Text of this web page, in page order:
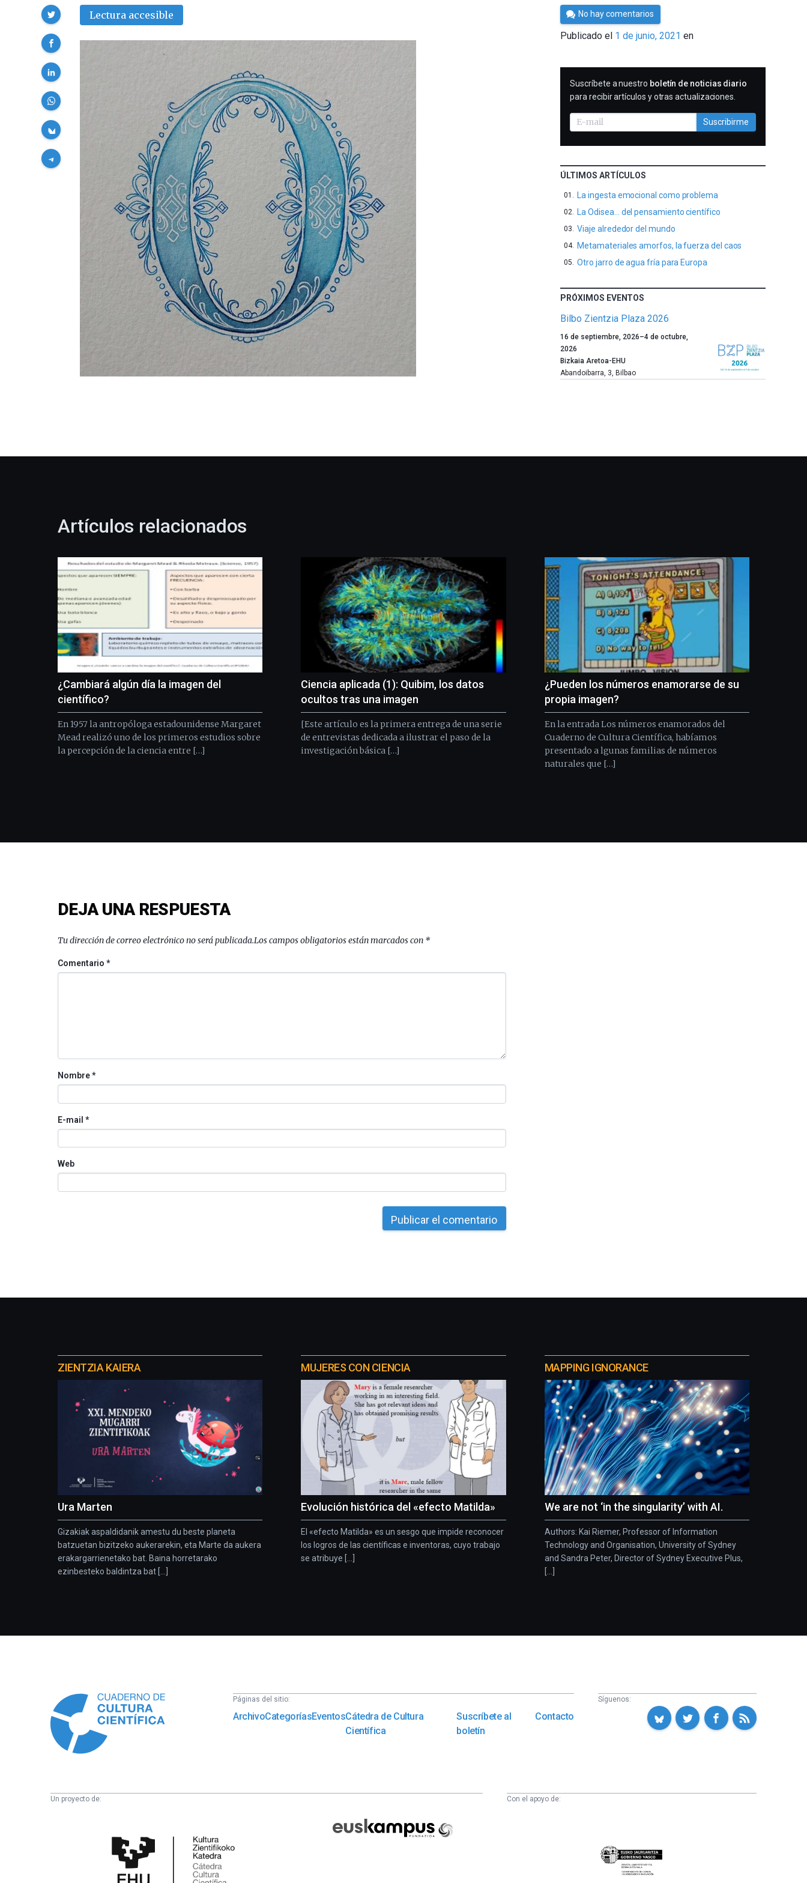
Lectura accesible
Compartir
Por
César
Tomé
No hay comentarios
Publicado el 1 de junio, 2021 en
SUSCRIBIRME
Suscríbete a nuestro boletín de noticias diario
para recibir artículos y otras actualizaciones.
Suscribirme
ÚLTIMOS ARTÍCULOS
La ingesta emocional como problema
La Odisea… del pensamiento científico
Viaje alrededor del mundo
Metamateriales amorfos, la fuerza del caos
Otro jarro de agua fría para Europa
PRÓXIMOS EVENTOS
Bilbo Zientzia Plaza 2026
Un
año
más,
Bilbao
la
Plaza
festival
ciudad
de
monólogos,
exposiciones,
conferencias,
y
espectáculos
del
de
16 de septiembre, 2026–4 de octubre,
2026
Bizkaia Aretoa-EHU
Abandoibarra, 3, Bilbao
Artículos relacionados
¿Cambiará algún día la imagen del
científico?
En 1957 la antropóloga estadounidense Margaret
Mead realizó uno de los primeros estudios sobre
la percepción de la ciencia entre […]
Ciencia aplicada (1): Quibim, los datos
ocultos tras una imagen
[Este artículo es la primera entrega de una serie
de entrevistas dedicada a ilustrar el paso de la
investigación básica […]
¿Pueden los números enamorarse de su
propia imagen?
En la entrada Los números enamorados del
Cuaderno de Cultura Científica, habíamos
presentado a lgunas familias de números
naturales que […]
DEJA UNA RESPUESTA
Tu dirección de correo electrónico no será publicada.Los campos obligatorios están marcados con *
Comentario*
Nombre*
E-mail *
Web
proyectos
ZIENTZIA KAIERA
Ura Marten
Gizakiak aspaldidanik amestu du beste planeta
batzuetan bizitzeko aukerarekin, eta Marte da aukera
erakargarrienetako bat. Baina horretarako
ezinbesteko baldintza bat [...]
MUJERES CON CIENCIA
Evolución histórica del «efecto Matilda»
El «efecto Matilda» es un sesgo que impide reconocer
los logros de las científicas e inventoras, cuyo trabajo
se atribuye [...]
MAPPING IGNORANCE
We are not ‘in the singularity’ with AI.
Authors: Kai Riemer, Professor of Information
Technology and Organisation, University of Sydney
and Sandra Peter, Director of Sydney Executive Plus,
[...]
Páginas del sitio:
ArchivoCategoríasEventosCátedra de Cultura
Científica
Suscríbete al
boletín
Contacto
Síguenos:
Un proyecto de:
Científica
Fundazioa
Con el apoyo de:
Eusko
Jaurlaritza